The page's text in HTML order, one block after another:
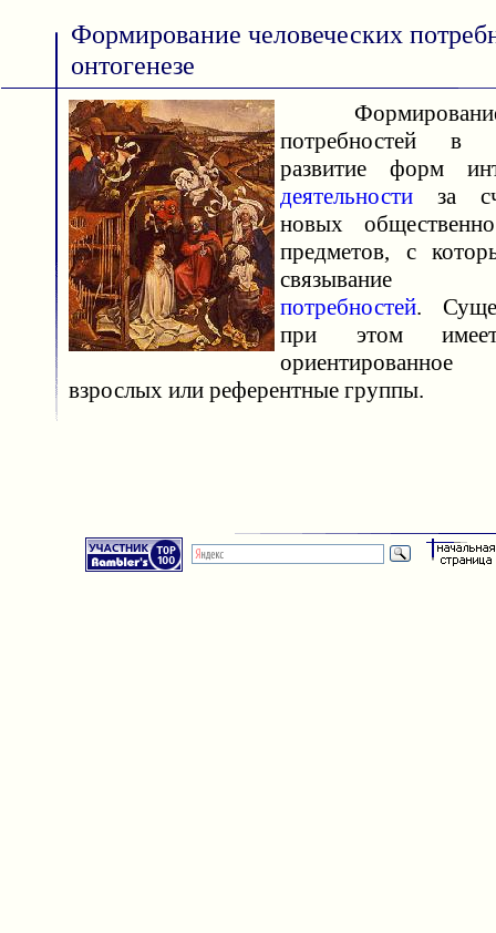
Формирование человеческих
онтогенезе
Формирование
потребностей в
развитие форм
деятельности за
новых
предметов, с
связывание
потребностей.
при этом
взрослых или референтные группы.